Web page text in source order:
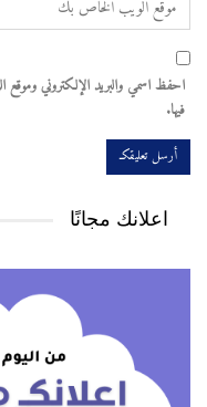
احفظ اسمي والبريد الإلكتروني وموقع
فيها.
اعلانك مجانًا